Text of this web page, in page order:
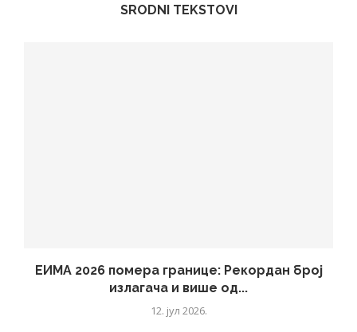
SRODNI TEKSTOVI
ЕИМА 2026 помера границе: Рекордан број
излагача и више од...
12. јул 2026.